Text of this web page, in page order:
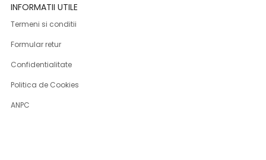
INFORMATII UTILE
Termeni si conditii
Formular retur
Confidentialitate
Politica de Cookies
ANPC